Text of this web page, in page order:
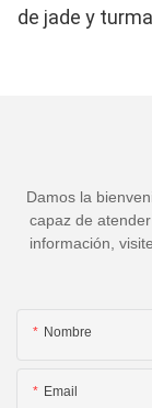
de jade y
Damos la
capaz de
información,
Nombre
Email